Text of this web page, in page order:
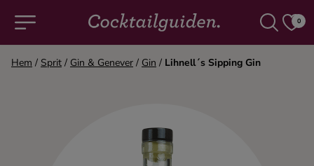
0
Alla cocktails & drinkar
Hem / Sprit / Gin & Genever / Gin / Lihnell´s Sipping Gin